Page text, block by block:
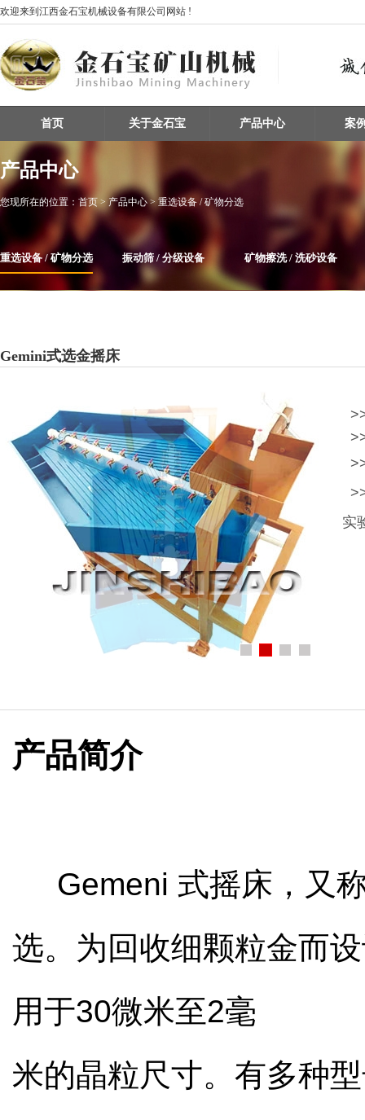
欢迎来到江西金石宝机械设备有限公司网站 !
首页 关于金石宝 产品中心 案
产品中心
您现所在的位置： 首页 > 产品中心 > 重选设备 / 矿物分选
重选设备 / 矿物分选 振动筛 / 分级设备 矿物擦洗 / 洗砂设备
Gemini式选金摇床
实
产品简介
Gemeni 式摇床，又
选。为回收细颗粒金而
用于30微米至2毫
米的晶粒尺寸。 有多种